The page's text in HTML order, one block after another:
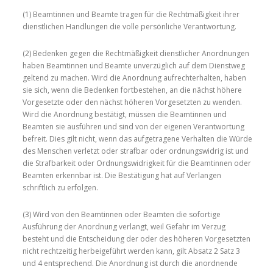
(1) Beamtinnen und Beamte tragen für die Rechtmäßigkeit ihrer
dienstlichen Handlungen die volle persönliche Verantwortung.
(2) Bedenken gegen die Rechtmäßigkeit dienstlicher Anordnungen
haben Beamtinnen und Beamte unverzüglich auf dem Dienstweg
geltend zu machen. Wird die Anordnung aufrechterhalten, haben
sie sich, wenn die Bedenken fortbestehen, an die nächst höhere
Vorgesetzte oder den nächst höheren Vorgesetzten zu wenden.
Wird die Anordnung bestätigt, müssen die Beamtinnen und
Beamten sie ausführen und sind von der eigenen Verantwortung
befreit. Dies gilt nicht, wenn das aufgetragene Verhalten die Würde
des Menschen verletzt oder strafbar oder ordnungswidrig ist und
die Strafbarkeit oder Ordnungswidrigkeit für die Beamtinnen oder
Beamten erkennbar ist. Die Bestätigung hat auf Verlangen
schriftlich zu erfolgen.
(3) Wird von den Beamtinnen oder Beamten die sofortige
Ausführung der Anordnung verlangt, weil Gefahr im Verzug
besteht und die Entscheidung der oder des höheren Vorgesetzten
nicht rechtzeitig herbeigeführt werden kann, gilt Absatz 2 Satz 3
und 4 entsprechend. Die Anordnung ist durch die anordnende